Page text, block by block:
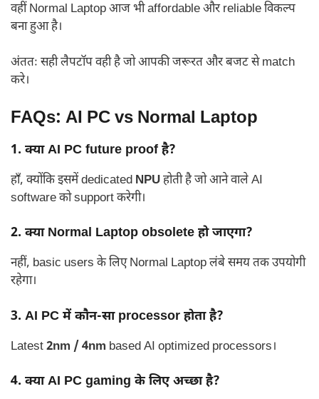
वहीं Normal Laptop आज भी affordable और reliable विकल्प
बना हुआ है।
अंततः सही लैपटॉप वही है जो आपकी जरूरत और बजट से match
करे।
FAQs: AI PC vs Normal Laptop
1. क्या AI PC future proof है?
हाँ, क्योंकि इसमें dedicated NPUहोती है जो आने वाले AI
software को support करेगी।
2. क्या Normal Laptop obsolete हो जाएगा?
नहीं, basic users के लिए Normal Laptop लंबे समय तक उपयोगी
रहेगा।
3. AI PC में कौन-सा processor होता है?
Latest2nm / 4nm based AI optimized processors।
4. क्या AI PC gaming के लिए अच्छा है?